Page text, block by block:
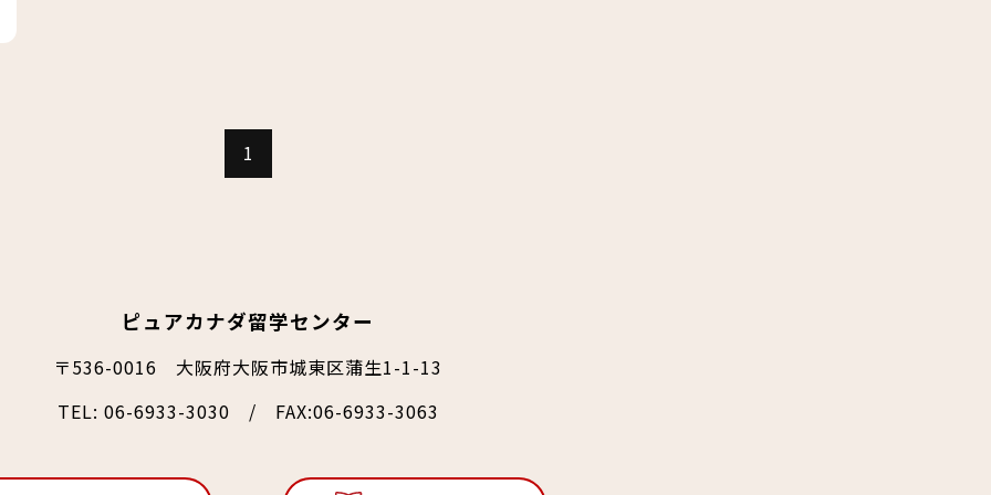
1
ピュアカナダ留学センター
〒536-0016 大阪府大阪市城東区蒲生1-1-13
TEL: 06-6933-3030 / FAX:06-6933-3063